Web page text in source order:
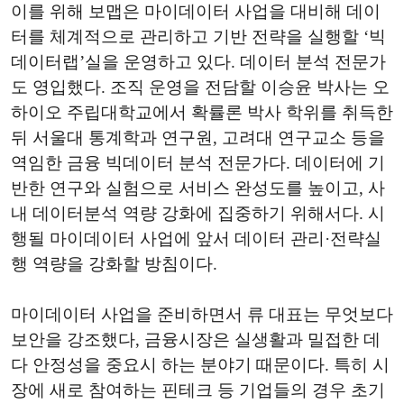
이를 위해 보맵은 마이데이터 사업을 대비해 데이
터를 체계적으로 관리하고 기반 전략을 실행할 ‘빅
데이터랩’실을 운영하고 있다. 데이터 분석 전문가
도 영입했다. 조직 운영을 전담할 이승윤 박사는 오
하이오 주립대학교에서 확률론 박사 학위를 취득한
뒤 서울대 통계학과 연구원, 고려대 연구교소 등을
역임한 금융 빅데이터 분석 전문가다. 데이터에 기
반한 연구와 실험으로 서비스 완성도를 높이고, 사
내 데이터분석 역량 강화에 집중하기 위해서다. 시
행될 마이데이터 사업에 앞서 데이터 관리·전략실
행 역량을 강화할 방침이다.
마이데이터 사업을 준비하면서 류 대표는 무엇보다
보안을 강조했다, 금융시장은 실생활과 밀접한 데
다 안정성을 중요시 하는 분야기 때문이다. 특히 시
장에 새로 참여하는 핀테크 등 기업들의 경우 초기